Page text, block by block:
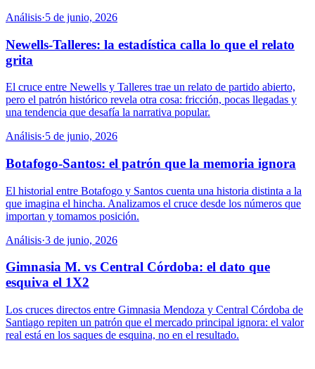
Análisis·5 de junio, 2026
Newells-Talleres: la estadística calla lo que el relato
grita
El cruce entre Newells y Talleres trae un relato de partido abierto,
pero el patrón histórico revela otra cosa: fricción, pocas llegadas y
una tendencia que desafía la narrativa popular.
Análisis·5 de junio, 2026
Botafogo-Santos: el patrón que la memoria ignora
El historial entre Botafogo y Santos cuenta una historia distinta a la
que imagina el hincha. Analizamos el cruce desde los números que
importan y tomamos posición.
Análisis·3 de junio, 2026
Gimnasia M. vs Central Córdoba: el dato que
esquiva el 1X2
Los cruces directos entre Gimnasia Mendoza y Central Córdoba de
Santiago repiten un patrón que el mercado principal ignora: el valor
real está en los saques de esquina, no en el resultado.